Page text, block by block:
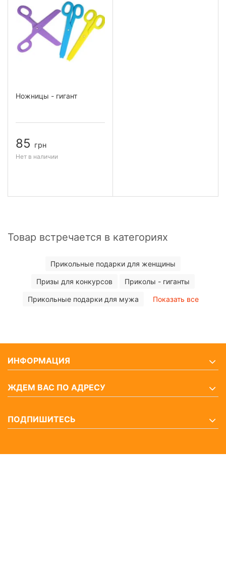
Ножницы - гигант
85 грн
Нет в наличии
Товар встречается в категориях
Прикольные подарки для женщины
Призы для конкурсов Приколы - гиганты
Прикольные подарки для мужа Показать все
ИНФОРМАЦИЯ
ЖДЕМ ВАС ПО АДРЕСУ
ПОДПИШИТЕСЬ